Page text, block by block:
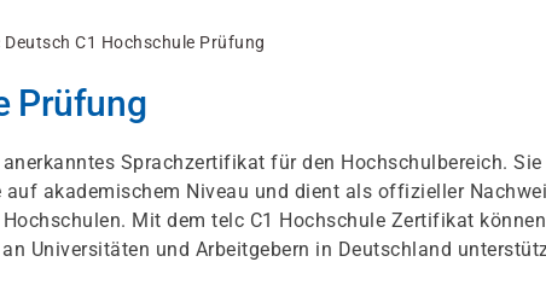
Deutsch C1 Hochschule Prüfung
Prüfung
Sprachzertifikat für den Hochschulbereich. Sie
akademischem Niveau und dient als offizieller
Mit dem telc C1 Hochschule Zertifikat
Universitäten und Arbeitgebern in Deutschland